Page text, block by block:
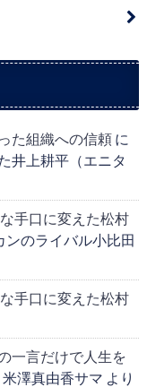
た組織への信頼に
井上耕平（エニタ
手口に変えた松村
ンのライバル小比田
手口に変えた松村
一言だけで人生を
米澤真由香サマ より